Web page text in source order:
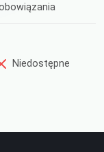
Niedostępne